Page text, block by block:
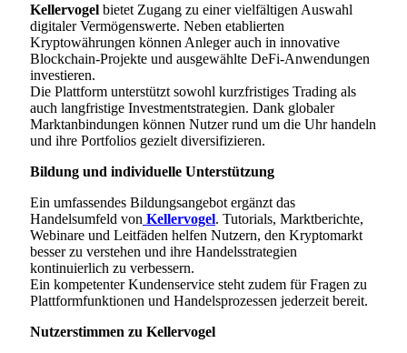
Kellervogel bietet Zugang zu einer vielfältigen Auswahl
digitaler Vermögenswerte. Neben etablierten
Kryptowährungen können Anleger auch in innovative
Blockchain-Projekte und ausgewählte DeFi-Anwendungen
investieren.
Die Plattform unterstützt sowohl kurzfristiges Trading als
auch langfristige Investmentstrategien. Dank globaler
Marktanbindungen können Nutzer rund um die Uhr handeln
und ihre Portfolios gezielt diversifizieren.
Bildung und individuelle Unterstützung
Ein umfassendes Bildungsangebot ergänzt das
Handelsumfeld von Kellervogel. Tutorials, Marktberichte,
Webinare und Leitfäden helfen Nutzern, den Kryptomarkt
besser zu verstehen und ihre Handelsstrategien
kontinuierlich zu verbessern.
Ein kompetenter Kundenservice steht zudem für Fragen zu
Plattformfunktionen und Handelsprozessen jederzeit bereit.
Nutzerstimmen zu Kellervogel